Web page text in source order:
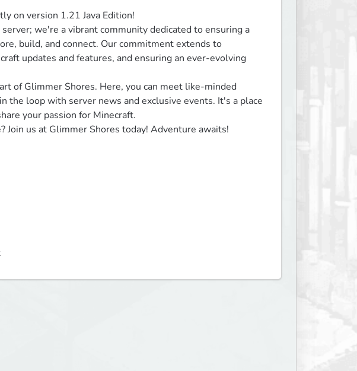
on version 1.21 Java Edition!
we're a vibrant community dedicated to ensuring a
build, and connect. Our commitment extends to
updates and features, and ensuring an ever-evolving
of Glimmer Shores. Here, you can meet like-minded
the loop with server news and exclusive events. It's a place
your passion for Minecraft.
Join us at Glimmer Shores today! Adventure awaits!